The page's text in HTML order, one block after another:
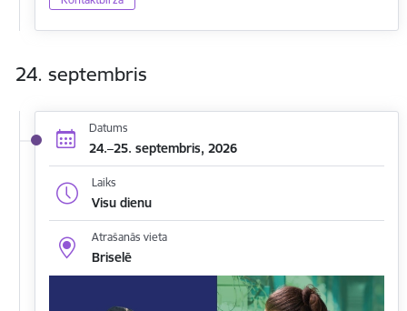
24. septembris
Datums
24.–25. septembris, 2026
Laiks
Visu dienu
Atrašanās vieta
Briselē